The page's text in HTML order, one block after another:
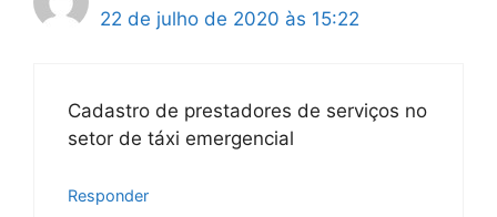
22 de julho de 2020 às 15:22
Cadastro de prestadores de serviços no
setor de táxi emergencial
Responder